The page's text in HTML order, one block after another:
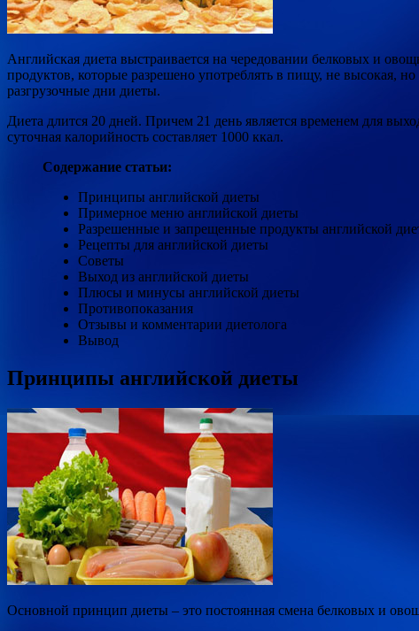
Английская диета выстраивается на чередовании белковых и
продуктов, которые разрешено употреблять в пищу, не высокая,
разгрузочные дни диеты.
Диета длится 20 дней. Причем 21 день является временем для
суточная калорийность составляет 1000 ккал.
Содержание статьи:
Принципы английской диеты
Примерное меню английской диеты
Разрешенные и запрещенные продукты английской
Рецепты для английской диеты
Советы
Выход из английской диеты
Плюсы и минусы английской диеты
Противопоказания
Отзывы и комментарии диетолога
Вывод
Принципы английской диеты
Основной принцип диеты – это постоянная смена белковых и